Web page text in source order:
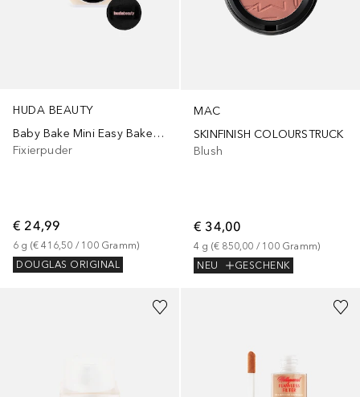
HUDA BEAUTY
Baby Bake Mini Easy Bake Loose Powder
Fixierpuder
€ 24,99
6 g (€ 416,50 / 100 Gramm)
DOUGLAS ORIGINAL
MAC
SKINFINISH COLOURSTRUCK
Blush
€ 34,00
4 g (€ 850,00 / 100 Gramm)
NEU
GESCHENK
16